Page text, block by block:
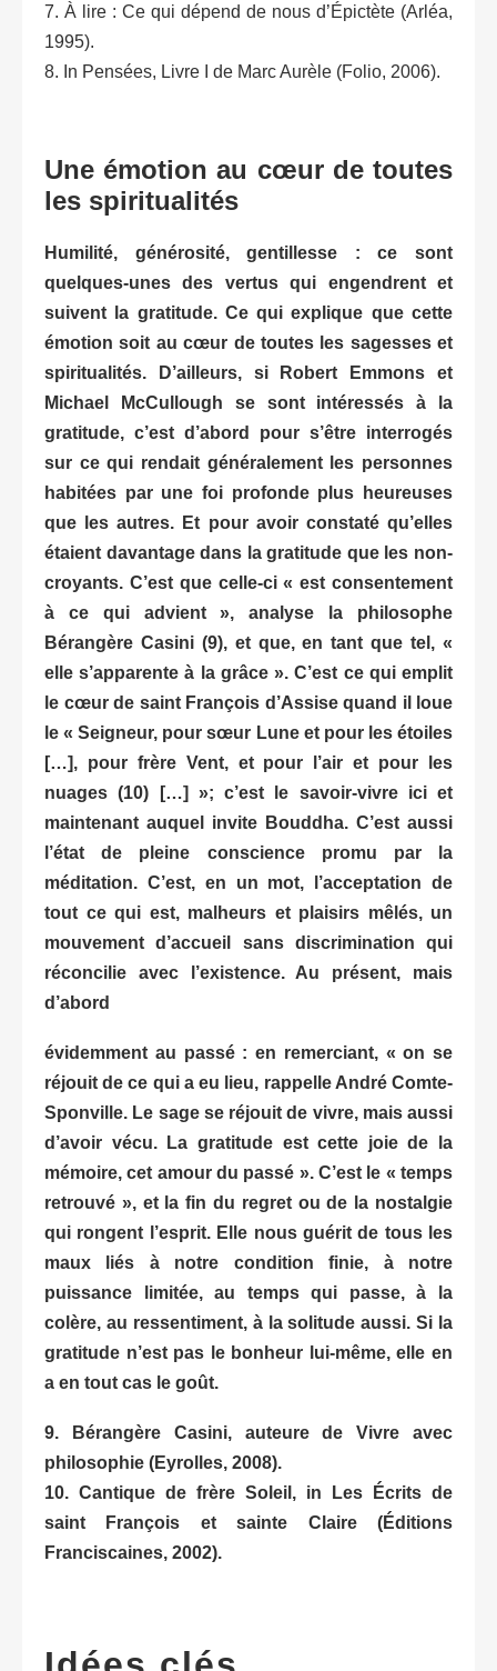
7. À lire : Ce qui dépend de nous d’Épictète (Arléa,
1995).
8. In Pensées, Livre I de Marc Aurèle (Folio, 2006).
Une émotion au cœur de toutes
les spiritualités
Humilité, générosité, gentillesse : ce sont
quelques-unes des vertus qui engendrent et
suivent la gratitude. Ce qui explique que cette
émotion soit au cœur de toutes les sagesses et
spiritualités. D’ailleurs, si Robert Emmons et
Michael McCullough se sont intéressés à la
gratitude, c’est d’abord pour s’être interrogés
sur ce qui rendait généralement les personnes
habitées par une foi profonde plus heureuses
que les autres. Et pour avoir constaté qu’elles
étaient davantage dans la gratitude que les non-
croyants. C’est que celle-ci « est consentement
à ce qui advient », analyse la philosophe
Bérangère Casini (9), et que, en tant que tel, «
elle s’apparente à la grâce ». C’est ce qui emplit
le cœur de saint François d’Assise quand il loue
le « Seigneur, pour sœur Lune et pour les étoiles
[…], pour frère Vent, et pour l’air et pour les
nuages (10) […] »; c’est le savoir-vivre ici et
maintenant auquel invite Bouddha. C’est aussi
l’état de pleine conscience promu par la
méditation. C’est, en un mot, l’acceptation de
tout ce qui est, malheurs et plaisirs mêlés, un
mouvement d’accueil sans discrimination qui
réconcilie avec l’existence. Au présent, mais
d’abord
évidemment au passé : en remerciant, « on se
réjouit de ce qui a eu lieu, rappelle André Comte-
Sponville. Le sage se réjouit de vivre, mais aussi
d’avoir vécu. La gratitude est cette joie de la
mémoire, cet amour du passé ». C’est le « temps
retrouvé », et la fin du regret ou de la nostalgie
qui rongent l’esprit. Elle nous guérit de tous les
maux liés à notre condition finie, à notre
puissance limitée, au temps qui passe, à la
colère, au ressentiment, à la solitude aussi. Si la
gratitude n’est pas le bonheur lui-même, elle en
a en tout cas le goût.
9. Bérangère Casini, auteure de Vivre avec
philosophie (Eyrolles, 2008).
10. Cantique de frère Soleil, in Les Écrits de
saint François et sainte Claire (Éditions
Franciscaines, 2002).